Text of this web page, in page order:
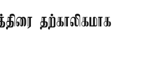
தற்காலிகமாக